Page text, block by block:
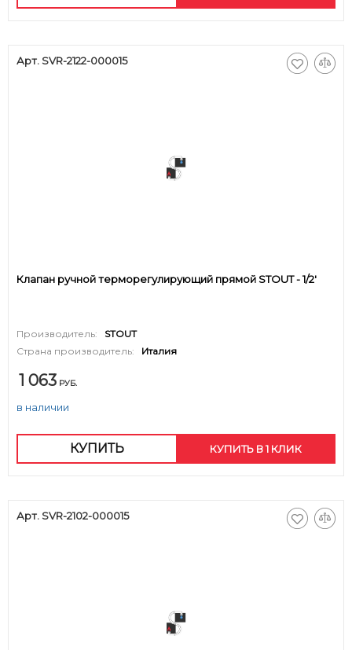
Арт. SVR-2122-000015
Клапан ручной терморегулирующий прямой STOUT - 1/2'
Производитель:
STOUT
Страна производитель:
Италия
1 063 РУБ.
в наличии
КУПИТЬ КУПИТЬ В 1 КЛИК
Арт. SVR-2102-000015